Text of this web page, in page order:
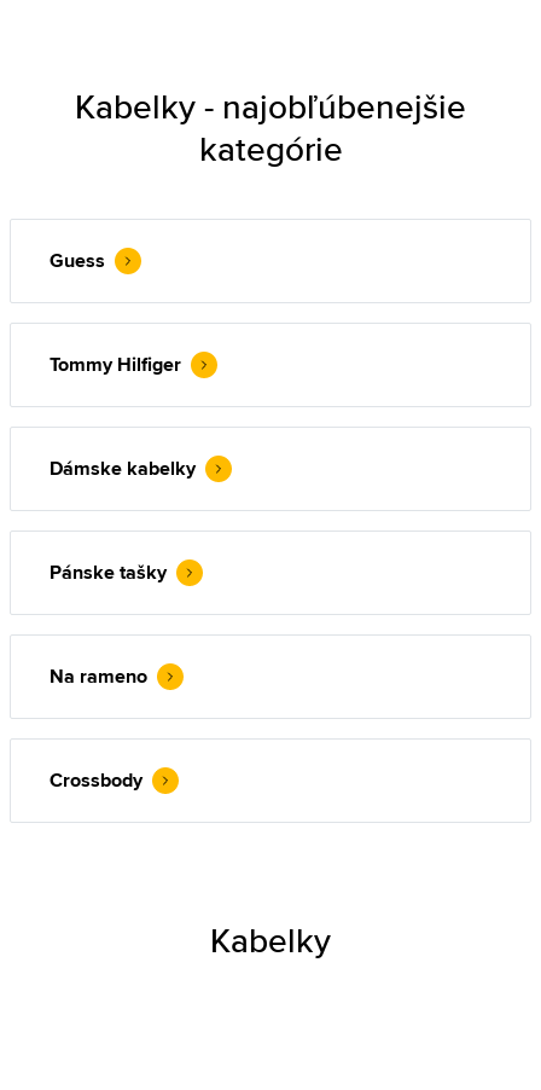
Kabelky - najobľúbenejšie
kategórie
Guess
Tommy Hilfiger
Dámske kabelky
Pánske tašky
Na rameno
Crossbody
Kabelky